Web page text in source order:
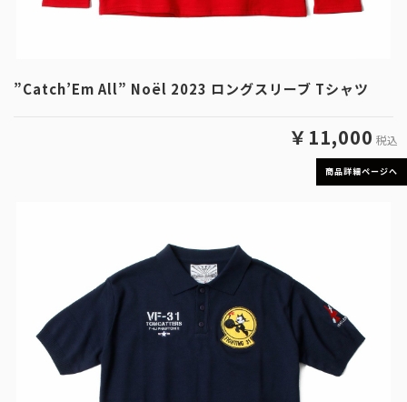
”Catch’Em All” Noël 2023 ロングスリーブ Tシャツ
￥11,000 税込
商品詳細ページへ